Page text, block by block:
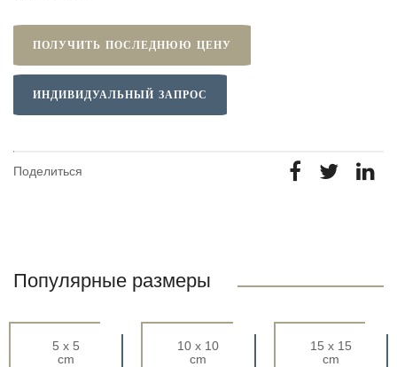
ПОЛУЧИТЬ ПОСЛЕДНЮЮ ЦЕНУ
ИНДИВИДУАЛЬНЫЙ ЗАПРОС
Поделиться
Популярные размеры
5 x 5
cm
10 x 10
cm
15 x 15
cm